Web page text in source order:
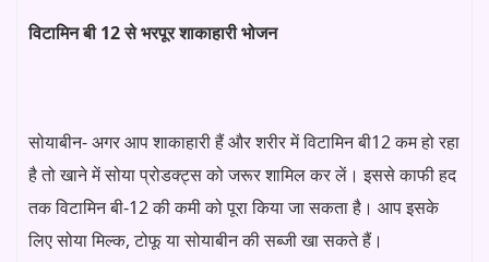
विटामिन बी 12 से भरपूर शाकाहारी भोजन
सोयाबीन- अगर आप शाकाहारी हैं और शरीर में विटामिन बी12 कम हो रहा
है तो खाने में सोया प्रोडक्ट्स को जरूर शामिल कर लें। इससे काफी हद
तक विटामिन बी-12 की कमी को पूरा किया जा सकता है। आप इसके
लिए सोया मिल्क, टोफू या सोयाबीन की सब्जी खा सकते हैं।